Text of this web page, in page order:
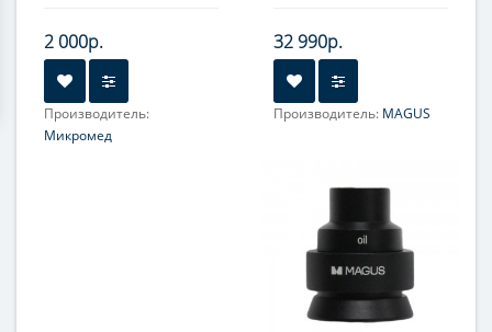
2 000р.
Производитель:
Микромед
32 990р.
Производитель: MAGUS